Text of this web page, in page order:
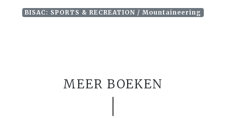
BISAC: SPORTS & RECREATION / Mountaineering
MEER BOEKEN